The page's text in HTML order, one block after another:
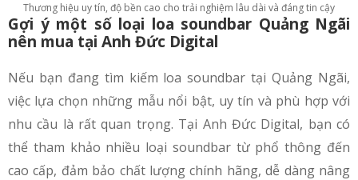
Thương hiệu uy tín, độ bền cao cho trải nghiệm lâu dài và đáng tin cậy
Gợi ý một số loại loa soundbar Quảng Ngãi
nên mua tại Anh Đức Digital
Nếu bạn đang tìm kiếm loa soundbar tại Quảng Ngãi,
việc lựa chọn những mẫu nổi bật, uy tín và phù hợp với
nhu cầu là rất quan trọng. Tại Anh Đức Digital, bạn có
thể tham khảo nhiều loại soundbar từ phổ thông đến
cao cấp, đảm bảo chất lượng chính hãng, dễ dàng nâng